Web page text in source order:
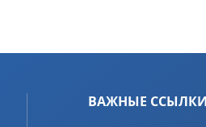
ВАЖНЫЕ ССЫЛКИ